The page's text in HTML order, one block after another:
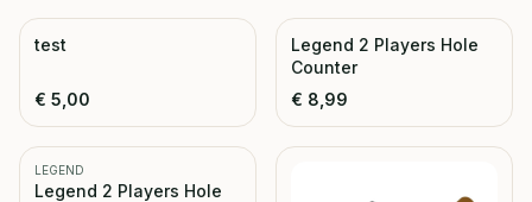
test
€ 5,00
Legend 2 Players Hole
Counter
€ 8,99
LEGEND
Legend 2 Players Hole